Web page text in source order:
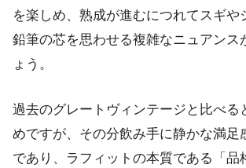
を楽しめ、熟成が進むにつれてスギや
鉛筆の芯を思わせる複雑なニュアンス
ょう。
過去のグレートヴィンテージと比べる
めですが、その分飲み手に静かな満足
であり、ラフィットの本質である「品